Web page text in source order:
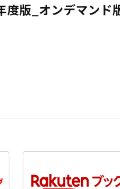
版_オンデマンド